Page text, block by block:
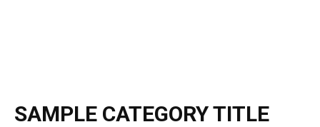
SAMPLE CATEGORY TITLE